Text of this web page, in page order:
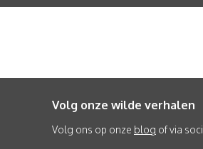
Volg onze wilde verhalen
Volg ons op onze blog of via